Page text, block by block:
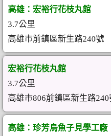
高雄：宏裕行花枝丸館
3.7公里
高雄市前鎮區新生路240號
宏裕行花枝丸館
3.7公里
高雄市806前鎮區新生路240
高雄：珍芳烏魚子見學工廠